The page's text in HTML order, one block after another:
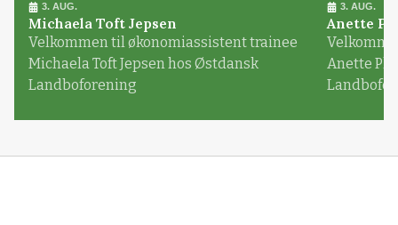
3. AUG.
Michaela Toft Jepsen
Velkommen til økonomiassistent trainee
Michaela Toft Jepsen hos Østdansk
Landboforening
3. AUG.
Anette
Anette